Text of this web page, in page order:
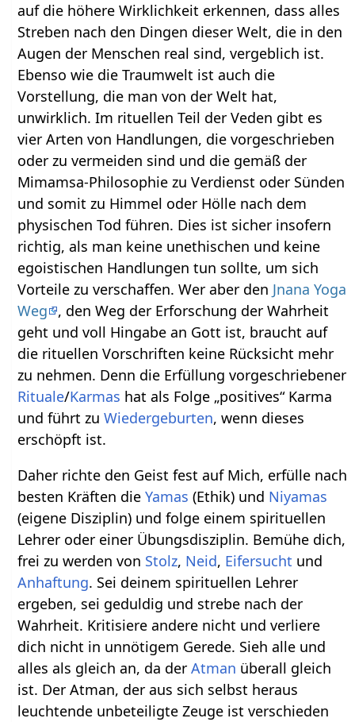
auf die höhere Wirklichkeit erkennen, dass alles
Streben nach den Dingen dieser Welt, die in den
Augen der Menschen real sind, vergeblich ist.
Ebenso wie die Traumwelt ist auch die
Vorstellung, die man von der Welt hat,
unwirklich. Im rituellen Teil der Veden gibt es
vier Arten von Handlungen, die vorgeschrieben
oder zu vermeiden sind und die gemäß der
Mimamsa-Philosophie zu Verdienst oder Sünden
und somit zu Himmel oder Hölle nach dem
physischen Tod führen. Dies ist sicher insofern
richtig, als man keine unethischen und keine
egoistischen Handlungen tun sollte, um sich
Vorteile zu verschaffen. Wer aber den Jnana Yoga
Weg
, den Weg der Erforschung der Wahrheit
geht und voll Hingabe an Gott ist, braucht auf
die rituellen Vorschriften keine Rücksicht mehr
zu nehmen. Denn die Erfüllung vorgeschriebener
Rituale/Karmas hat als Folge „positives“ Karma
und führt zuWiedergeburten, wenn dieses
erschöpft ist.
Daher richte den Geist fest auf Mich, erfülle nach
besten Kräften dieYamas (Ethik) und Niyamas
(eigene Disziplin) und folge einem spirituellen
Lehrer oder einer Übungsdisziplin. Bemühe dich,
frei zu werden von Stolz, Neid, Eifersucht und
Anhaftung. Sei deinem spirituellen Lehrer
ergeben, sei geduldig und strebe nach der
Wahrheit. Kritisiere andere nicht und verliere
dich nicht in unnötigem Gerede. Sieh alle und
alles als gleich an, da derAtman überall gleich
ist. Der Atman, der aus sich selbst heraus
leuchtende unbeteiligte Zeuge ist verschieden